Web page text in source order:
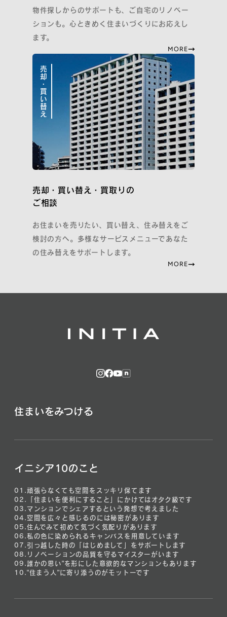
物件探しからのサポートも、ご自宅のリノベー
ションも。心ときめく住まいづくりにお応えし
ます。
MORE
売却・買い替え
売却・買い替え・買取りの
ご相談
お住まいを売りたい、買い替え、住み替えをご
検討の方へ。多様なサービスメニューであなた
の住み替えをサポートします。
MORE
住まいをみつける
イニシア10のこと
01.頑張らなくても空間をスッキリ保てます
02.
「住まいを便利にすること」にかけてはオタク級です
03.マンションでシェアするという発想で考えました
04. 空間を広々と感じるのには秘密があります
05.住んでみて初めて気づく気配りがあります
06.私の色に染められるキャンバスを用意しています
07. 引っ越した時の「はじめまして」をサポートします
08. リノベーションの品質を守るマイスターがいます
09.誰かの思い”を形にした意欲的なマンションもあります
10.“住まう人”に寄り添うのがモットーです